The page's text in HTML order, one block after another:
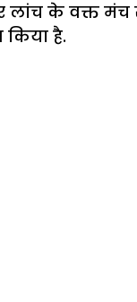
लांच के वक्त
है.